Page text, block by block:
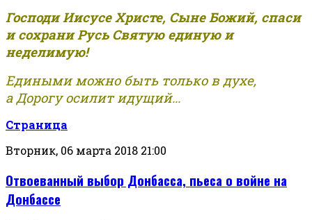
Господи Иисусе Христе, Сыне Божий, спаси
и сохрани Русь Святую единую и
неделимую!
Едиными можно быть только в духе,
а Дорогу осилит идущий...
Страница
Вторник, 06 марта 2018 21:00
Отвоеванный выбор Донбасса, пьеса о войне на
Донбассе